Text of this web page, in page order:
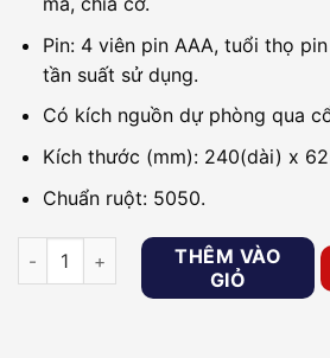
Pin: 4 viên pin AAA, tuổi thọ
tần suất sử dụng.
Có kích nguồn dự phòng qua
Kích thước (mm): 240(dài) x
Chuẩn ruột: 5050.
Khóa cửa cho văn phòng, căn hộ
THÊM VÀO
GIỎ